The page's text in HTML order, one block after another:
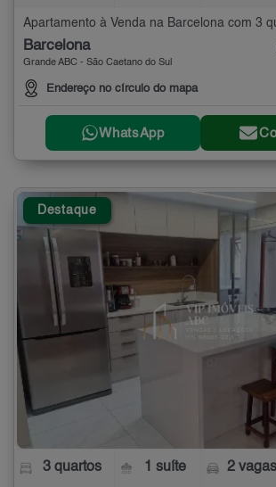
Apartamento à Venda na Barcelona com 3
Barcelona
Grande ABC - São Caetano do Sul
Endereço no círculo do mapa
WhatsApp
Destaque
3 quartos 1 suíte 2 vagas